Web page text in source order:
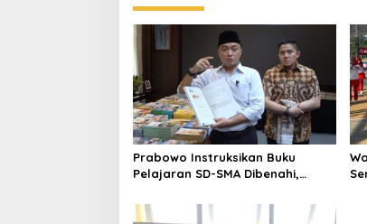
Prabowo Instruksikan Buku
Pelajaran SD-SMA Dibenahi,
Referensi